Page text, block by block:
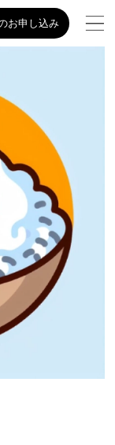
お申し込み